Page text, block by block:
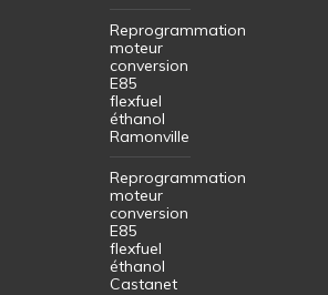
Reprogrammation
moteur
conversion
E85
flexfuel
éthanol
Ramonville
Reprogrammation
moteur
conversion
E85
flexfuel
éthanol
Castanet